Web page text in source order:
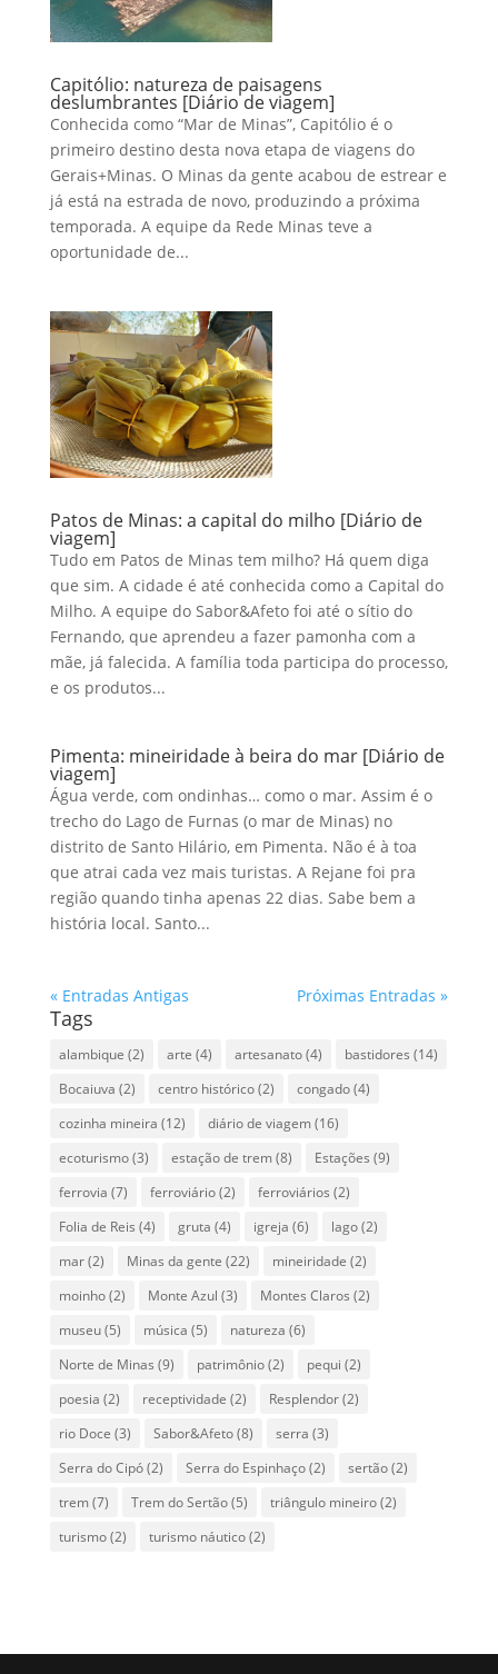
Capitólio: natureza de paisagens
deslumbrantes [Diário de viagem]
Conhecida como “Mar de Minas”, Capitólio é o
primeiro destino desta nova etapa de viagens do
Gerais+Minas. O Minas da gente acabou de estrear e
já está na estrada de novo, produzindo a próxima
temporada. A equipe da Rede Minas teve a
oportunidade de...
Patos de Minas: a capital do milho [Diário de
viagem]
Tudo em Patos de Minas tem milho? Há quem diga
que sim. A cidade é até conhecida como a Capital do
Milho. A equipe do Sabor&Afeto foi até o sítio do
Fernando, que aprendeu a fazer pamonha com a
mãe, já falecida. A família toda participa do processo,
e os produtos...
Pimenta: mineiridade à beira do mar [Diário de
viagem]
Água verde, com ondinhas… como o mar. Assim é o
trecho do Lago de Furnas (o mar de Minas) no
distrito de Santo Hilário, em Pimenta. Não é à toa
que atrai cada vez mais turistas. A Rejane foi pra
região quando tinha apenas 22 dias. Sabe bem a
história local. Santo...
« Entradas Antigas Próximas Entradas »
Tags
alambique (2) arte (4) artesanato(4) bastidores (14)
Bocaiuva (2) centro histórico(2) congado(4)
cozinha mineira (12) diário de viagem(16)
ecoturismo(3) estação de trem(8) Estações (9)
ferrovia (7) ferroviário(2) ferroviários (2)
Folia de Reis (4) gruta (4) igreja (6) lago(2)
mar(2) Minas da gente (22) mineiridade (2)
moinho(2) Monte Azul (3) Montes Claros (2)
museu(5) música (5) natureza (6)
Norte de Minas (9) patrimônio(2) pequi (2)
poesia (2) receptividade (2) Resplendor(2)
rio Doce (3) Sabor&Afeto(8) serra (3)
Serra do Cipó(2) Serra do Espinhaço(2) sertão(2)
trem(7) Trem do Sertão(5) triângulo mineiro(2)
turismo(2) turismo náutico(2)